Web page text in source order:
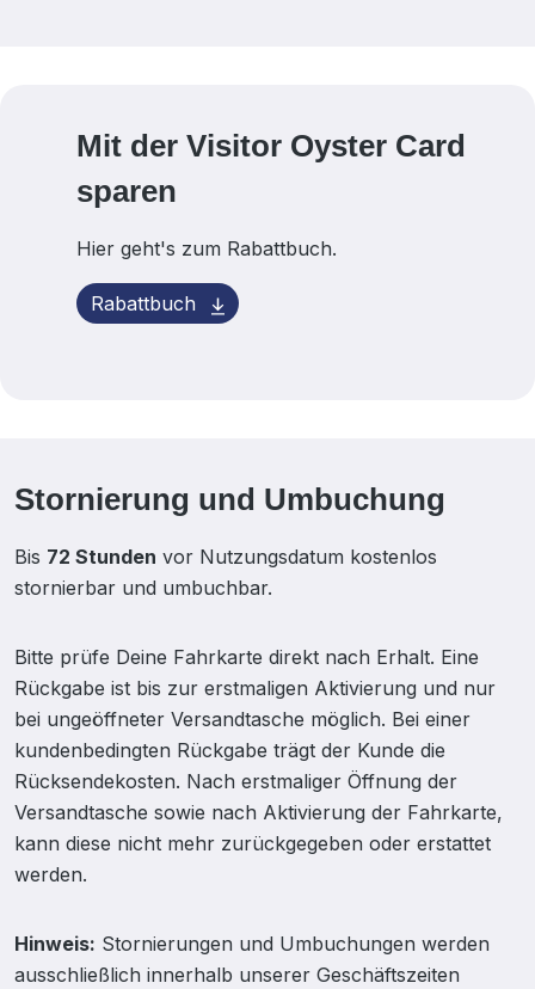
Mit der Visitor Oyster Card
sparen
Hier geht's zum Rabattbuch.
Rabattbuch
Stornierung und Umbuchung
Bis 72 Stunden vor Nutzungsdatum kostenlos
stornierbar und umbuchbar.
Bitte prüfe Deine Fahrkarte direkt nach Erhalt. Eine
Rückgabe ist bis zur erstmaligen Aktivierung und nur
bei ungeöffneter Versandtasche möglich. Bei einer
kundenbedingten Rückgabe trägt der Kunde die
Rücksendekosten. Nach erstmaliger Öffnung der
Versandtasche sowie nach Aktivierung der Fahrkarte,
kann diese nicht mehr zurückgegeben oder erstattet
werden.
Hinweis: Stornierungen und Umbuchungen werden
ausschließlich innerhalb unserer Geschäftszeiten